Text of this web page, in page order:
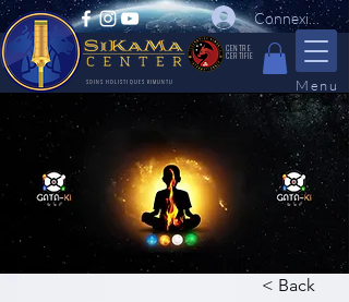
Connexion
Menu
CENTRE
CERTIFIE
SOINS HOLISTIQUES KIMUNTU
< Back